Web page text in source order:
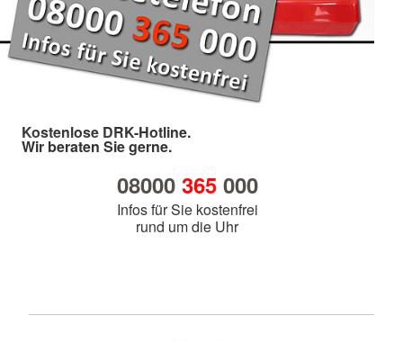
Kostenlose DRK-Hotline.
Wir beraten Sie gerne.
08000 365000
Infos für Sie kostenfrei
rund um die Uhr